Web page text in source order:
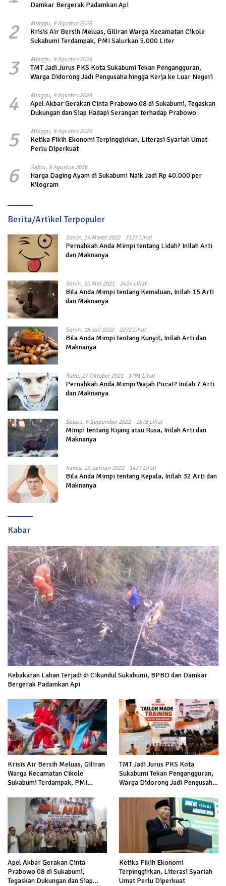
Damkar Bergerak Padamkan Api
2 Minggu, 9 Agustus 2026
Krisis Air Bersih Meluas, Giliran Warga Kecamatan Cikole
Sukabumi Terdampak, PMI Salurkan 5.000 Liter
3 Minggu, 9 Agustus 2026
TMT Jadi Jurus PKS Kota Sukabumi Tekan Pengangguran,
Warga Didorong Jadi Pengusaha hingga Kerja ke Luar Negeri
4 Minggu, 9 Agustus 2026
Apel Akbar Gerakan Cinta Prabowo 08 di Sukabumi, Tegaskan
Dukungan dan Siap Hadapi Serangan terhadap Prabowo
5 Minggu, 9 Agustus 2026
Ketika Fikih Ekonomi Terpinggirkan, Literasi Syariah Umat
Perlu Diperkuat
6 Sabtu, 8 Agustus 2026
Harga Daging Ayam di Sukabumi Naik Jadi Rp 40.000 per
Kilogram
Berita/Artikel Terpopuler
Senin, 14 Maret 2022 3123 Lihat
Pernahkah Anda Mimpi tentang Lidah? Inilah Arti
dan Maknanya
Senin, 10 Mei 2021 2424 Lihat
Bila Anda Mimpi tentang Kemaluan, Inilah 15 Arti
dan Maknanya
Senin, 18 Juli 2022 2272 Lihat
Bila Anda Mimpi tentang Kunyit, Inilah Arti dan
Maknanya
Rabu, 27 Oktober 2021 1791 Lihat
Pernahkah Anda Mimpi Wajah Pucat? Inilah 7 Arti
dan Maknanya
Selasa, 6 September 2022 1573 Lihat
Mimpi tentang Kijang atau Rusa, Inilah Arti dan
Maknanya
Kamis, 13 Januari 2022 1477 Lihat
Bila Anda Mimpi tentang Kepala, Inilah 32 Arti dan
Maknanya
Kabar
Kebakaran Lahan Terjadi di Cikundul Sukabumi, BPBD dan Damkar
Bergerak Padamkan Api
Krisis Air Bersih Meluas, Giliran
Warga Kecamatan Cikole
Sukabumi Terdampak, PMI
TMT Jadi Jurus PKS Kota
Sukabumi Tekan Pengangguran,
Warga Didorong Jadi Pengusaha
Apel Akbar Gerakan Cinta
Prabowo 08 di Sukabumi,
Tegaskan Dukungan dan Siap
Ketika Fikih Ekonomi
Terpinggirkan, Literasi Syariah
Umat Perlu Diperkuat